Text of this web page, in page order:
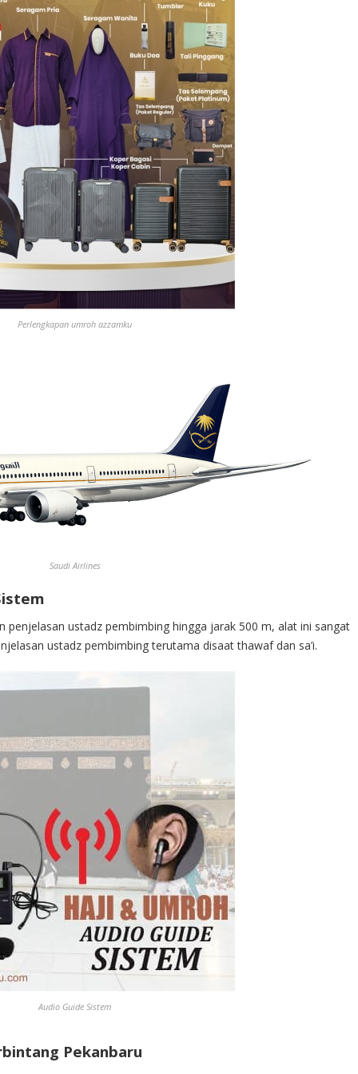
Perlengkapan umroh azzamku
Saudi Airlines
penjelasan ustadz pembimbing hingga jarak 500 m, alat ini sangat
ustadz pembimbing terutama disaat thawaf dan sa’i.
Audio Guide Sistem
Pekanbaru